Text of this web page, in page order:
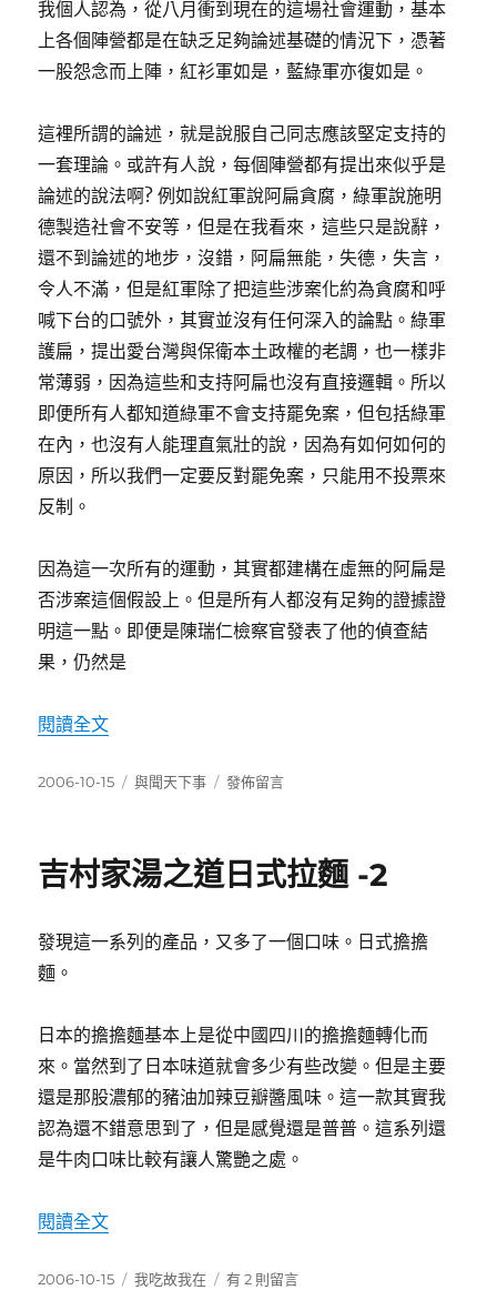
我個人認為，從八月衝到現在的這場社會運動，基本
上各個陣營都是在缺乏足夠論述基礎的情況下，憑著
一股怨念而上陣，紅衫軍如是，藍綠軍亦復如是。
這裡所謂的論述，就是說服自己同志應該堅定支持的
一套理論。或許有人說，每個陣營都有提出來似乎是
論述的說法啊? 例如說紅軍說阿扁貪腐，綠軍說施明
德製造社會不安等，但是在我看來，這些只是說辭，
還不到論述的地步，沒錯，阿扁無能，失德，失言，
令人不滿，但是紅軍除了把這些涉案化約為貪腐和呼
喊下台的口號外，其實並沒有任何深入的論點。綠軍
護扁，提出愛台灣與保衛本土政權的老調，也一樣非
常薄弱，因為這些和支持阿扁也沒有直接邏輯。所以
即便所有人都知道綠軍不會支持罷免案，但包括綠軍
在內，也沒有人能理直氣壯的說，因為有如何如何的
原因，所以我們一定要反對罷免案，只能用不投票來
反制。
因為這一次所有的運動，其實都建構在虛無的阿扁是
否涉案這個假設上。但是所有人都沒有足夠的證據證
明這一點。即便是陳瑞仁檢察官發表了他的偵查結
果，仍然是
閱讀全文〈缺乏論述的倒扁與挺扁運動〉
發
2006-10-15
分
與聞天下事
在
述
扁
運
動〉
發佈留言
吉村家湯之道日式拉麵 -2
發現這一系列的產品，又多了一個口味。日式擔擔
麵。
日本的擔擔麵基本上是從中國四川的擔擔麵轉化而
來。當然到了日本味道就會多少有些改變。但是主要
還是那股濃郁的豬油加辣豆瓣醬風味。這一款其實我
認為還不錯意思到了，但是感覺還是普普。這系列還
是牛肉口味比較有讓人驚艷之處。
閱讀全文〈吉村家湯之道日式拉麵 -2〉
發
2006-10-15
分
我吃故我在
在
有 2 則留言